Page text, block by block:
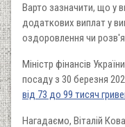
Варто зазначити, що у
додаткових виплат у
оздоровлення чи
Міністр фінансів
посаду з 30 березня
від 73 до 99 тисяч
Нагадаємо, Віталій